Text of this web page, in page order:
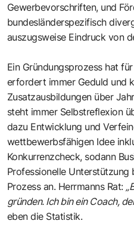
Gewerbevorschriften, und
bundesländerspezifisch
auszugsweise Eindruck von
Ein Gründungsprozess hat
erfordert immer Geduld und
Zusatzausbildungen über
steht immer Selbstreflexion
dazu Entwicklung und
wettbewerbsfähigen Idee
Konkurrenzcheck, sodann
Professionelle
Prozess an. Herrmanns Rat:
gründen. Ich bin ein Coach,
eben die Statistik.